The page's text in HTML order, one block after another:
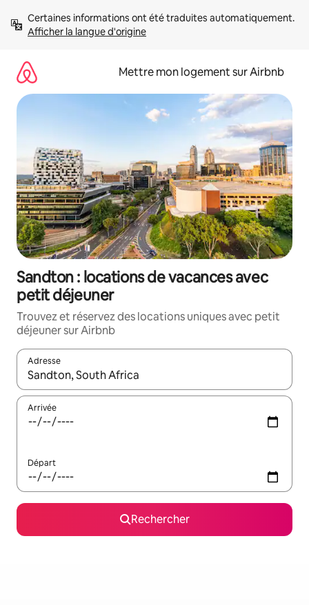
directement
Afficher la langue d'origine
Mettre mon logement sur Airbnb
Sandton : locations de vacances avec
petit déjeuner
Trouvez et réservez des locations uniques avec petit
déjeuner sur Airbnb
Adresse
Lorsque les résultats s'affichent, utilisez les flèches vers le
Arrivée
Départ
Rechercher